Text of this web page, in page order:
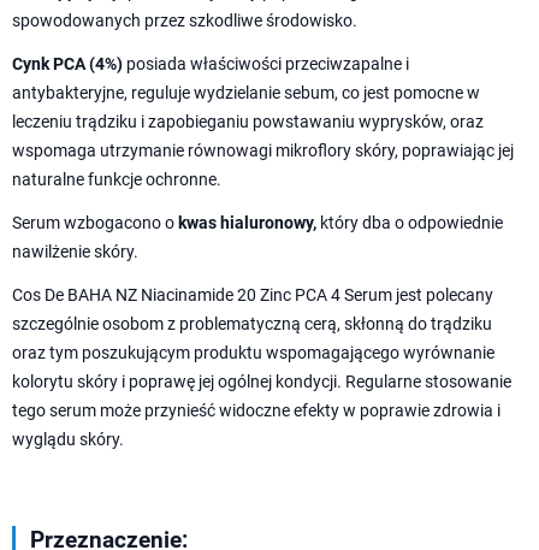
spowodowanych przez szkodliwe środowisko.
Cynk PCA (4%) posiada właściwości przeciwzapalne i
antybakteryjne, reguluje wydzielanie sebum, co jest pomocne w
leczeniu trądziku i zapobieganiu powstawaniu wyprysków, oraz
wspomaga utrzymanie równowagi mikroflory skóry, poprawiając jej
naturalne funkcje ochronne.
Serum wzbogacono o kwas hialuronowy, który dba o odpowiednie
nawilżenie skóry.
Cos De BAHA NZ Niacinamide 20 Zinc PCA 4 Serum jest polecany
szczególnie osobom z problematyczną cerą, skłonną do trądziku
oraz tym poszukującym produktu wspomagającego wyrównanie
kolorytu skóry i poprawę jej ogólnej kondycji. Regularne stosowanie
tego serum może przynieść widoczne efekty w poprawie zdrowia i
wyglądu skóry.
Przeznaczenie: